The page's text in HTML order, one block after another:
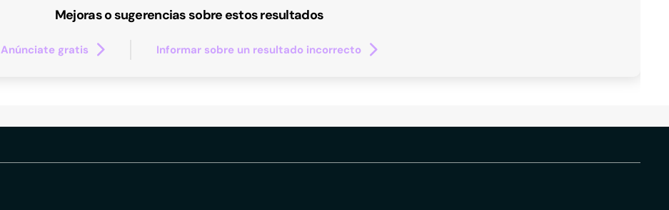
Mejoras o sugerencias sobre estos resultados
Anúnciate gratis Informar sobre un resultado incorrecto